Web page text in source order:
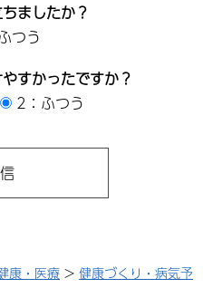
ましたか？
つう
すかったですか？
2：ふつう
康・医療 > 健康づくり・病気予